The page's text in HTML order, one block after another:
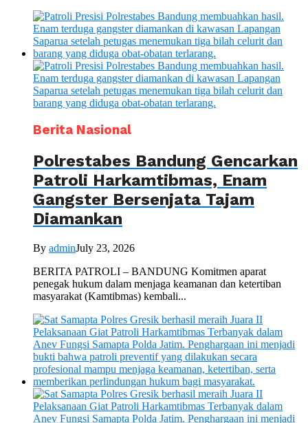
Berita Nasional
Polrestabes Bandung Gencarkan
Patroli Harkamtibmas, Enam
Gangster Bersenjata Tajam
Diamankan
By adminJuly 23, 2026
BERITA PATROLI – BANDUNG Komitmen aparat
penegak hukum dalam menjaga keamanan dan ketertiban
masyarakat (Kamtibmas) kembali...